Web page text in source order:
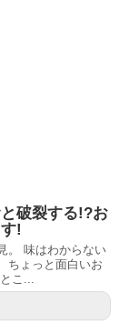
破裂する!?お
!
。 味はわからない
ちょっと面白いお
こ...